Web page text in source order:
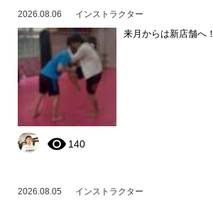
2026.08.06 インストラクター
来月からは新店舗へ！
140
2026.08.05 インストラクター